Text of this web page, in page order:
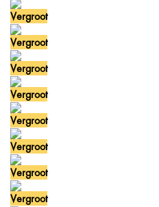
Vergroot
Vergroot
Vergroot
Vergroot
Vergroot
Vergroot
Vergroot
Vergroot